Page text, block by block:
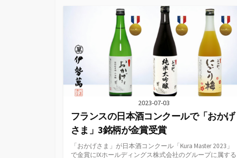
2023-07-03
フランスの日本酒コンクールで「おかげ
さま」3銘柄が金賞受賞
「おかげさま」が日本酒コンクール「Kura Master 2023」
で金賞にIXホールディングス株式会社のグループに属する